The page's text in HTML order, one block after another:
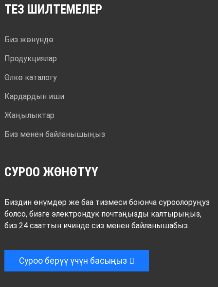
ТЕЗ ШИЛТЕМЕЛЕР
Биз жөнүндө
Продукциялар
Өлкө каталогу
Кардардын иши
Жаңылыктар
Биз менен байланышыңыз
СУРОО ЖӨНӨТҮҮ
Биздин өнүмдөр же баа тизмеси боюнча суроолоруңуз
болсо, бизге электрондук почтаңызды калтырыңыз,
биз 24 сааттын ичинде сиз менен байланышабыз.
Суроо берүү үчүн басыңыз